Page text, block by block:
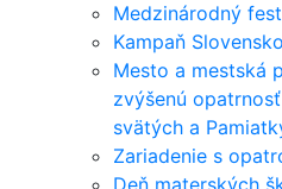
Medzinárodný
Kampaň
Mesto a mestská
zvýšenú
svätých a
Zariadenie s
Deň materských